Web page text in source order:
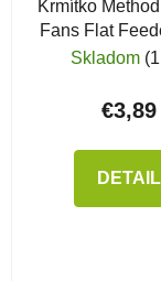
Krmítko
Fans Flat
Distance
Skladom
€3,89
DETAIL